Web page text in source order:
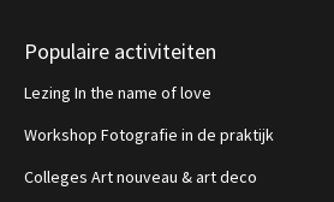
Populaire activiteiten
Lezing In the name of love
Workshop Fotografie in de praktijk
Colleges Art nouveau & art deco